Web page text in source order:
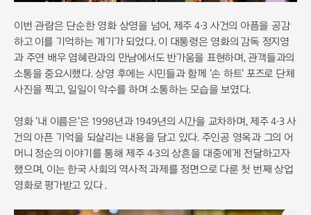
이번 관람은 단순한 영화 상영을 넘어, 제주 4·3 사건의 아픔을 공감
하고 이를 기억하는 계기가 되었다. 이 대통령은 영화의 감독 정지영
과 주연 배우 염혜란과의 만남에서도 반가움을 표현하며, 관객들과의
소통을 중요시했다. 상영 후에는 시민들과 함께 '손 하트' 포즈로 단체
사진을 찍고, 일일이 악수를 하며 소통하는 모습을 보였다.
영화 '내 이름은'은 1998년과 1949년의 시간을 교차하며, 제주 4·3 사
건의 아픈 기억을 되살리는 내용을 담고 있다. 주인공 영옥과 그의 어
머니 정순의 이야기를 통해 제주 4·3의 상흔을 대중에게 전달하고자
했으며, 이는 한국 사회의 역사적 과제를 정면으로 다룬 첫 번째 상업
영화로 평가받고 있다 .